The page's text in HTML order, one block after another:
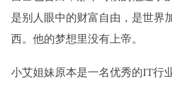
是别人眼中的财富自由，是世界
西。他的梦想里没有上帝。
小艾姐妹原本是一名优秀的IT行